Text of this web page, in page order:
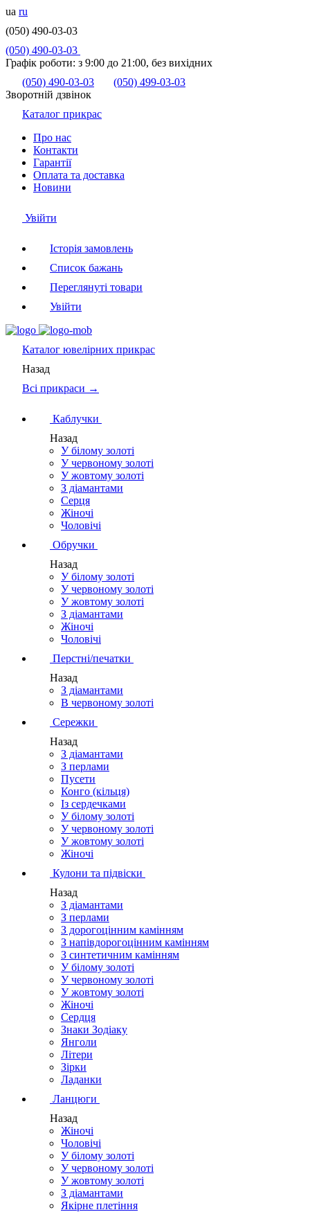
ua ru
(050) 490-03-03
(050) 490-03-03
Графік роботи: з 9:00 до 21:00, без вихідних
(050) 490-03-03
(050) 499-03-03
Зворотній дзвінок
Каталог прикрас
Про нас
Контакти
Гарантії
Оплата та доставка
Новини
Увійти
Історія замовлень
Список бажань
Переглянуті товари
Увійти
Каталог ювелірних прикрас
Назад
Всі прикраси →
Каблучки
Назад
У білому золоті
У червоному золоті
У жовтому золоті
З діамантами
Серця
Жіночі
Чоловічі
Обручки
Назад
У білому золоті
У червоному золоті
У жовтому золоті
З діамантами
Жіночі
Чоловічі
Перстні/печатки
Назад
З діамантами
В червоному золоті
Сережки
Назад
З діамантами
З перлами
Пусети
Конго (кільця)
Із сердечками
У білому золоті
У червоному золоті
У жовтому золоті
Жіночі
Кулони та підвіски
Назад
З діамантами
З перлами
З дорогоцінним камінням
З напівдорогоцінним камінням
З синтетичним камінням
У білому золоті
У червоному золоті
У жовтому золоті
Жіночі
Сердця
Знаки Зодіаку
Янголи
Літери
Зірки
Ладанки
Ланцюги
Назад
Жіночі
Чоловічі
У білому золоті
У червоному золоті
У жовтому золоті
З діамантами
Якірне плетіння